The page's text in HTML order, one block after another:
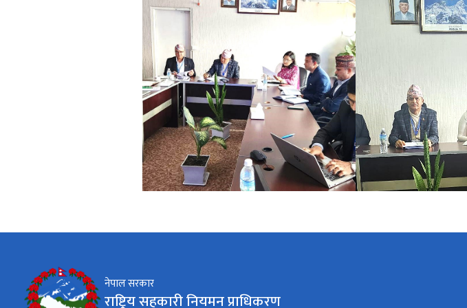
नेपाल सरकार
राष्ट्रिय सहकारी नियमन प्राधिकरण